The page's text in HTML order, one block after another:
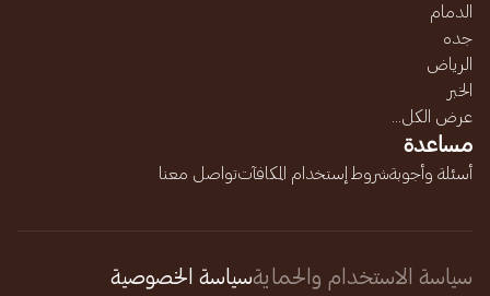
الدمام
جده
الرياض
الخبر
عرض الكل...
مساعدة
أسئلة وأجوبةشروط إستخدام المكافآتتواصل معنا
سياسة الاستخدام والحمايةسياسة الخصوصية